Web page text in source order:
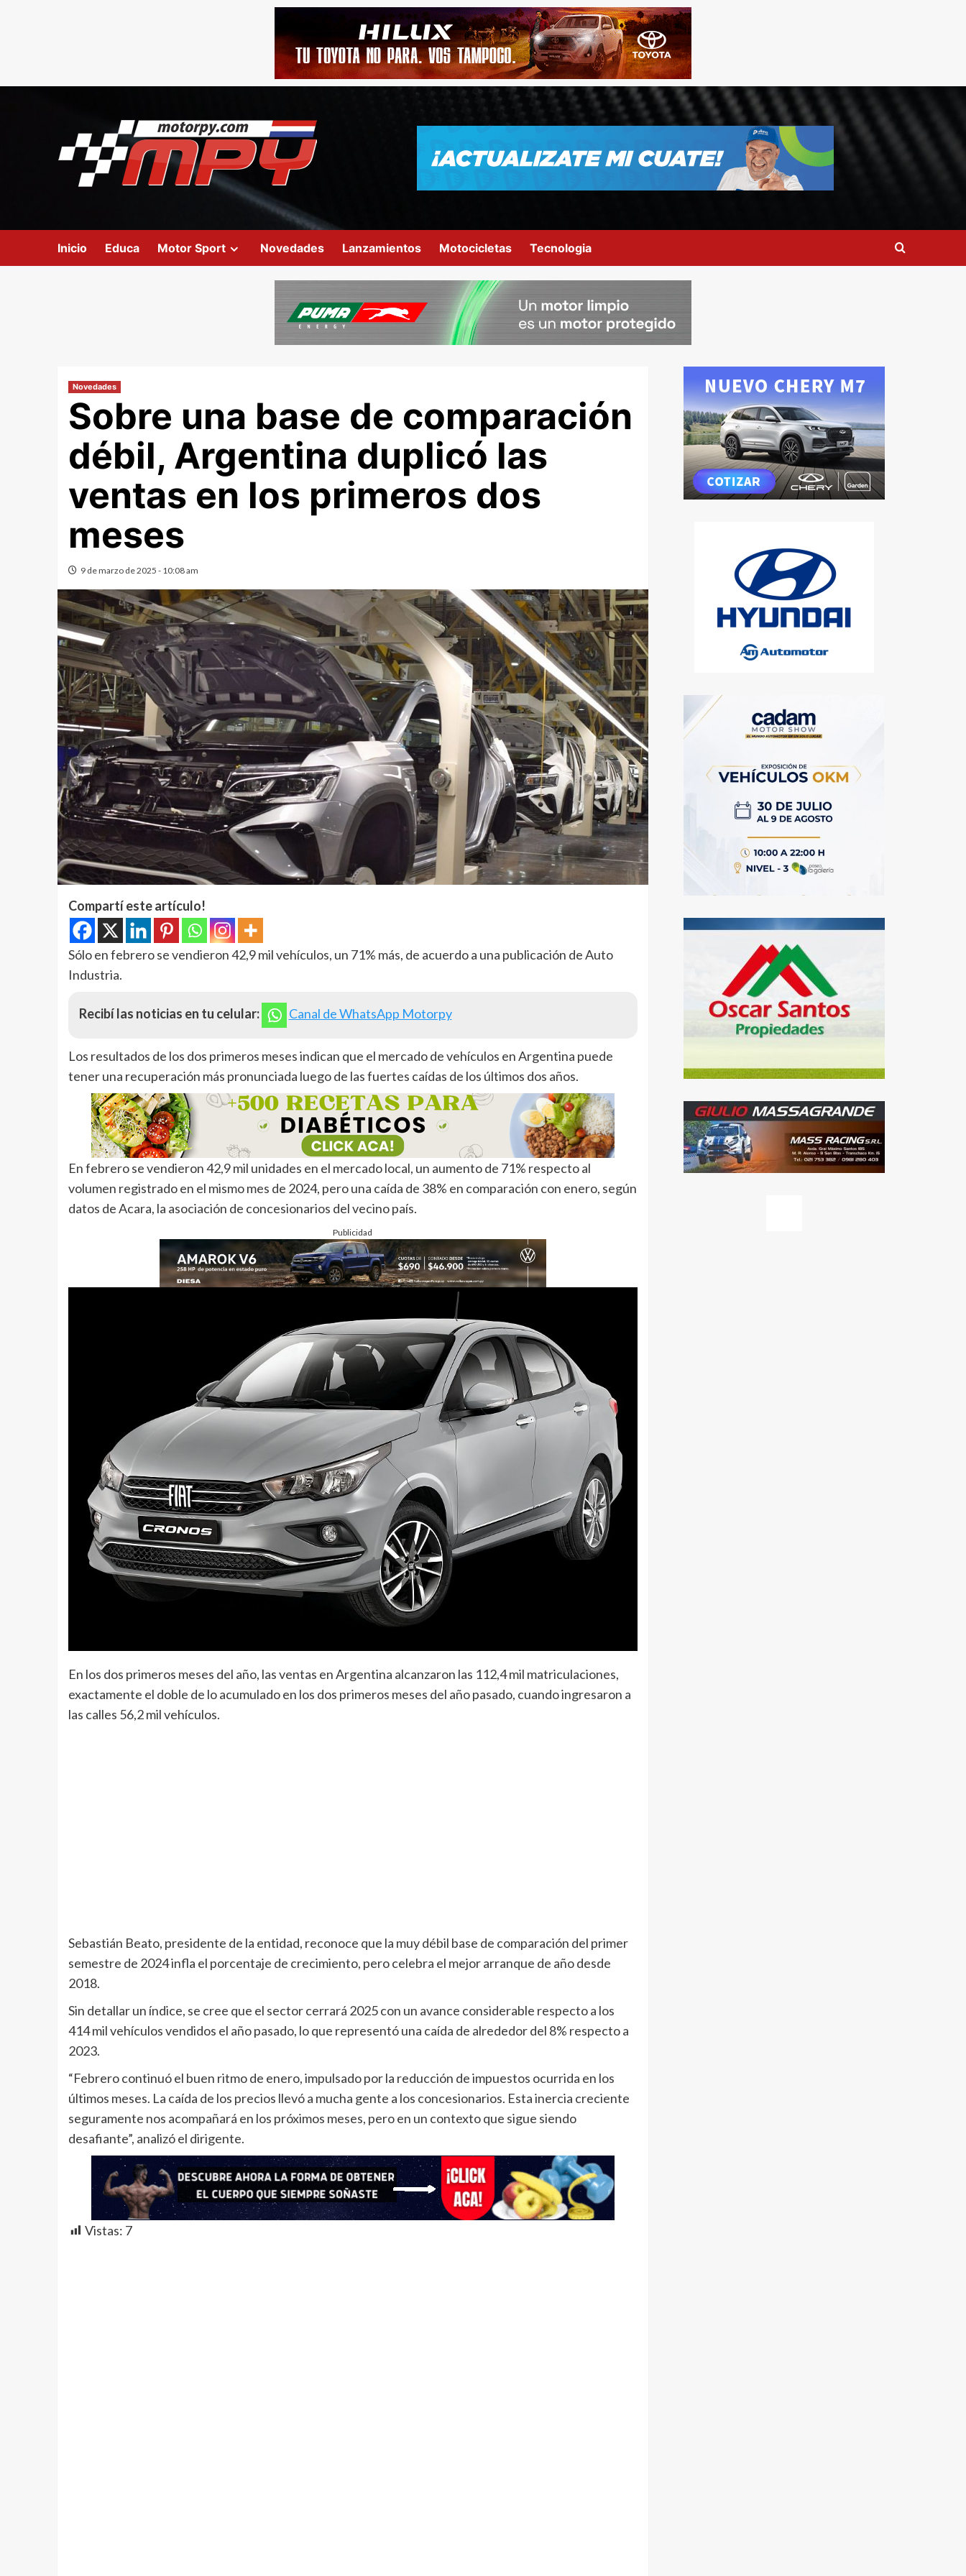
Inicio Educa Motor Sport Novedades Lanzamientos Motocicletas Tecnologia
Novedades
Sobre una base de comparación
débil, Argentina duplicó las
ventas en los primeros dos
meses
9 de marzo de 2025 - 10:08 am
Compartí este artículo!
Sólo en febrero se vendieron 42,9 mil vehículos, un 71% más, de acuerdo a una publicación de Auto
Industria.
Recibí las noticias en tu celular: Canal de WhatsApp Motorpy
Los resultados de los dos primeros meses indican que el mercado de vehículos en Argentina puede
tener una recuperación más pronunciada luego de las fuertes caídas de los últimos dos años.
En febrero se vendieron 42,9 mil unidades en el mercado local, un aumento de 71% respecto al
volumen registrado en el mismo mes de 2024, pero una caída de 38% en comparación con enero, según
datos de Acara, la asociación de concesionarios del vecino país.
Publicidad
En los dos primeros meses del año, las ventas en Argentina alcanzaron las 112,4 mil matriculaciones,
exactamente el doble de lo acumulado en los dos primeros meses del año pasado, cuando ingresaron a
las calles 56,2 mil vehículos.
Sebastián Beato, presidente de la entidad, reconoce que la muy débil base de comparación del primer
semestre de 2024 infla el porcentaje de crecimiento, pero celebra el mejor arranque de año desde
2018.
Sin detallar un índice, se cree que el sector cerrará 2025 con un avance considerable respecto a los
414 mil vehículos vendidos el año pasado, lo que representó una caída de alrededor del 8% respecto a
2023.
“Febrero continuó el buen ritmo de enero, impulsado por la reducción de impuestos ocurrida en los
últimos meses. La caída de los precios llevó a mucha gente a los concesionarios. Esta inercia creciente
seguramente nos acompañará en los próximos meses, pero en un contexto que sigue siendo
desafiante”, analizó el dirigente.
Vistas: 7